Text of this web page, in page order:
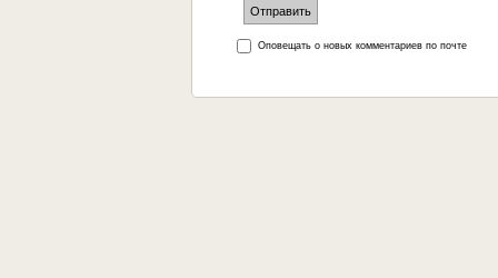
Оповещать о новых комментариев по почте